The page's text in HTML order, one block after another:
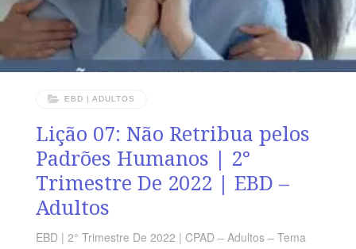
EBD | ADULTOS
Lição 07: Não Retribua pelos
Padrões Humanos | 2°
Trimestre De 2022 | EBD –
Adultos
EBD | 2° Trimestre De 2022 | CPAD – Adultos – Tema